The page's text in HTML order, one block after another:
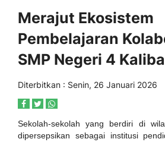
Merajut Ekosistem
Pembelajaran
SMP Negeri 4
Diterbitkan : Senin, 26 Januari 2026
Sekolah-sekolah yang berdiri di
dipersepsikan sebagai institusi